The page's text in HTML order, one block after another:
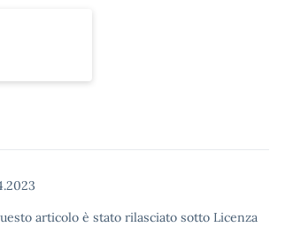
articolo è stato rilasciato sotto Licenza